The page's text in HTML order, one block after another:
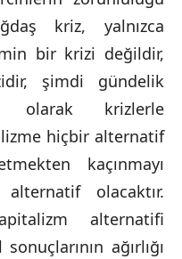
kriz, yalnızca
bir krizi değildir,
şimdi gündelik
olarak krizlerle
hiçbir alternatif
kaçınmayı
olacaktır.
alternatifi
ağırlığı